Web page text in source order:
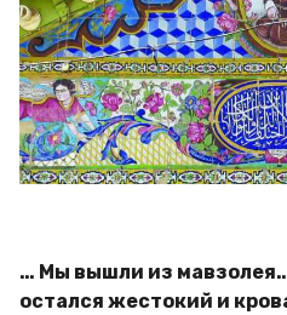
… Мы вышли из мавзолея…
остался жестокий и